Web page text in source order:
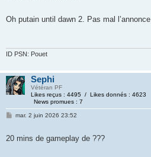
Oh putain until dawn 2. Pas mal l’annonce
ID PSN: Pouet
Sephi
Vétéran PF
Likes reçus : 4495 / Likes donnés : 4623
News promues : 7
mar. 2 juin 2026 23:52
20 mins de gameplay de ???